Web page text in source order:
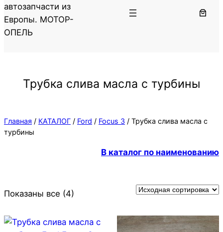
автозапчасти из
Европы. МОТОР-
ОПЕЛЬ
Трубка слива масла с турбины
Главная / КАТАЛОГ / Ford / Focus 3 / Трубка слива масла с
турбины
В каталог по наименованию
Показаны все (4)